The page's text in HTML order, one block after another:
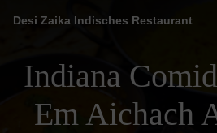
Desi Zaika Indisches Restaurant
Indiana
Em Aichach